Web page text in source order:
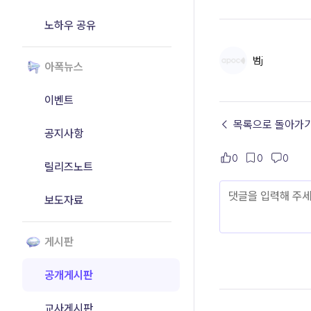
노하우 공유
아폭뉴스
이벤트
공지사항
릴리즈노트
보도자료
게시판
공개게시판
교사게시판
범j
← 목록으로 돌아가
0 0 0